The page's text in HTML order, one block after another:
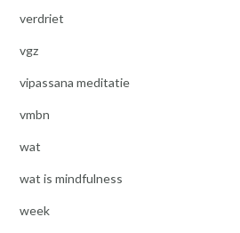
verdriet
vgz
vipassana meditatie
vmbn
wat
wat is mindfulness
week